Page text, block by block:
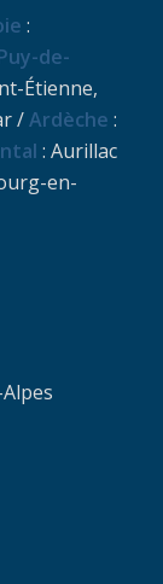
:
de-
Étienne,
/Ardèche :
: Aurillac
en-